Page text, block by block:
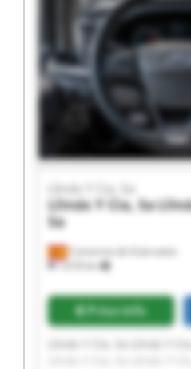
Camarma de Esteruelas
7,618 km
Llinás Y Cia, Sa
Llinás Y Cia, Sa
Sa
Price info